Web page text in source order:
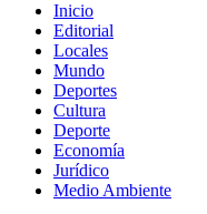
Inicio
Editorial
Locales
Mundo
Deportes
Cultura
Deporte
Economía
Jurídico
Medio Ambiente